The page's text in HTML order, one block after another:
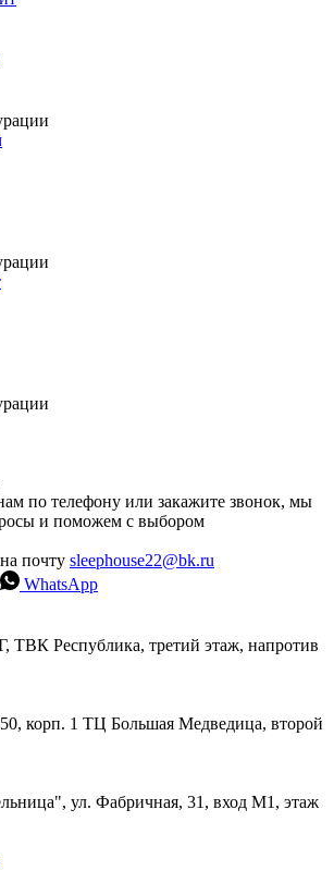
по телефону или закажите звонок, мы
и поможем с выбором
почту sleephouse22@bk.ru
WhatsApp
ТВК Республика, третий этаж, напротив
50, корп. 1 ТЦ Большая Медведица, второй
ул. Фабричная, 31, вход М1, этаж